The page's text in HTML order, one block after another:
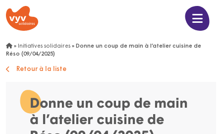
» Initiatives solidaires » Donne un coup de main à l’atelier cuisine de
Réso (09/04/2025)
Retour à la liste
Donne un coup de main
à l’atelier cuisine de